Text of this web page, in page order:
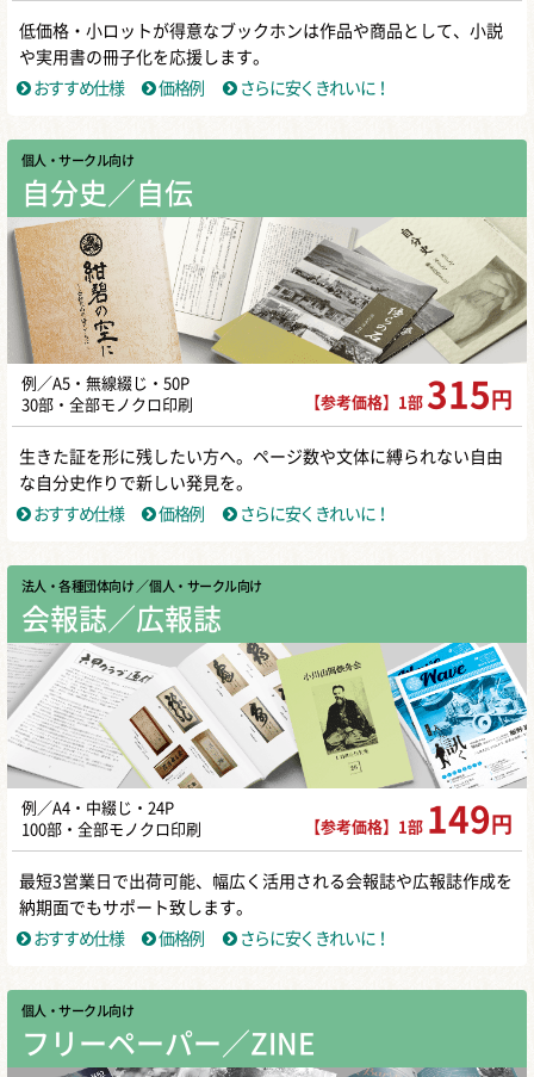
低価格・小ロットが得意なブックホンは作品や商品として、小説
や実用書の冊子化を応援します。
おすすめ仕様
価格例 さらに安くきれいに！
個人・サークル向け
自分史／自伝
例／A5・無線綴じ・50P
30部・全部モノクロ印刷
【参考価格】1部 315 円
生きた証を形に残したい方へ。ページ数や文体に縛られない自由
な自分史作りで新しい発見を。
おすすめ仕様
価格例 さらに安くきれいに！
法人・各種団体向け ／ 個人・サークル向け
会報誌／広報誌
例／A4・中綴じ・24P
100部・全部モノクロ印刷
【参考価格】1部 149 円
最短3営業日で出荷可能、幅広く活用される会報誌や広報誌作成を
納期面でもサポート致します。
おすすめ仕様
価格例 さらに安くきれいに！
個人・サークル向け
フリーペーパー／ZINE